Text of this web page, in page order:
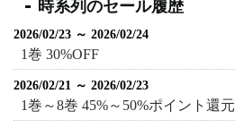
時系列のセール履歴
2026/02/23 ～ 2026/02/24
1巻 30%OFF
2026/02/21 ～ 2026/02/23
1巻～8巻 45%～50%ポイント還元